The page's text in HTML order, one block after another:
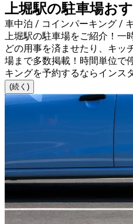
上堀駅の駐車場お
車中泊 / コインパーキング /
上堀駅の駐車場をご紹介！一
どの用事を済ませたり、キッ
場まで多数掲載！時間単位で
キングを予約するならインス
(続く)